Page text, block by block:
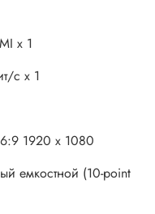
x 1
c x 1
1920 x 1080
емкостной (10-point